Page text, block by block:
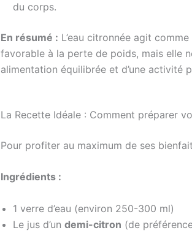
du corps.
En résumé : L’eau citronnée agit comme
favorable à la perte de poids, mais elle
alimentation équilibrée et d’une activité
La Recette Idéale : Comment préparer
Pour profiter au maximum de ses
Ingrédients :
1 verre d’eau (environ 250-300 ml)
Le jus d’un demi-citron (de